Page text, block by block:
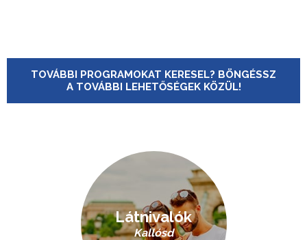
TOVÁBBI PROGRAMOKAT KERESEL? BÖNGÉSSZ
A TOVÁBBI LEHETŐSÉGEK KÖZÜL!
Látnivalók
Kallósd